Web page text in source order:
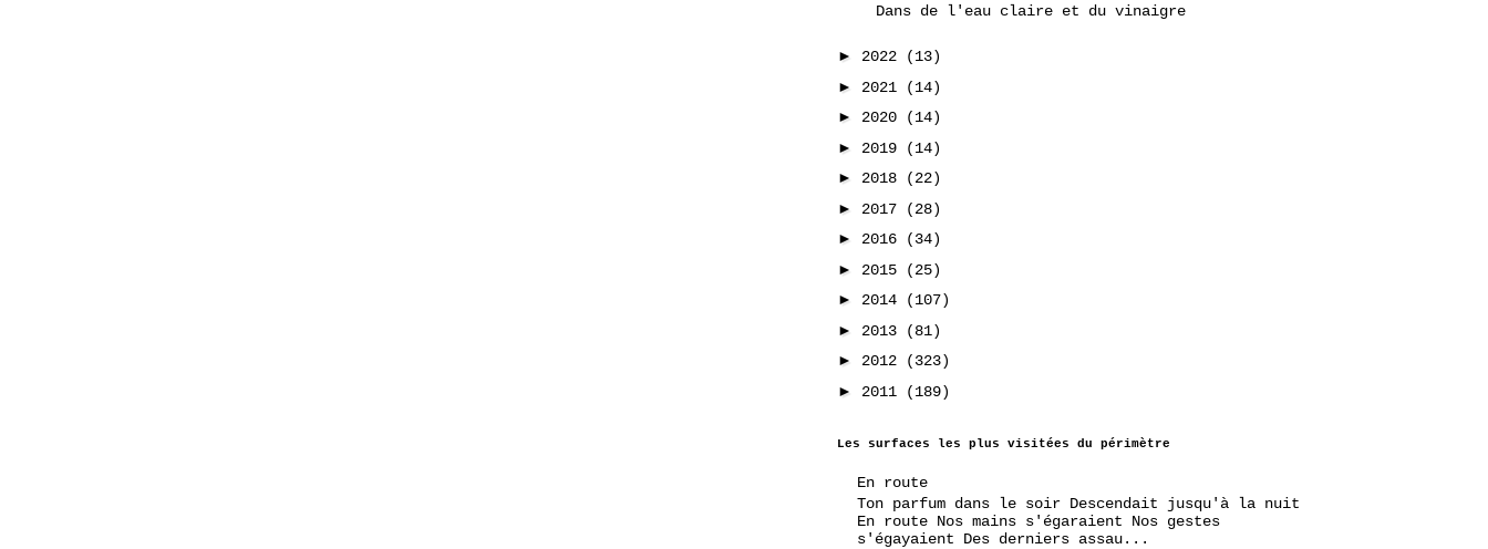
Dans de l'eau claire et du vinaigre
► 2022
(13)
► 2021
(14)
► 2020
(14)
► 2019
(14)
► 2018
(22)
► 2017
(28)
► 2016
(34)
► 2015
(25)
► 2014
(107)
► 2013
(81)
► 2012
(323)
► 2011 (189)
Les surfaces les plus visitées du périmètre
En route
Ton parfum dans le soir Descendait jusqu'à la nuit
En route Nos mains s'égaraient Nos gestes
s'égayaient Des derniers assau...